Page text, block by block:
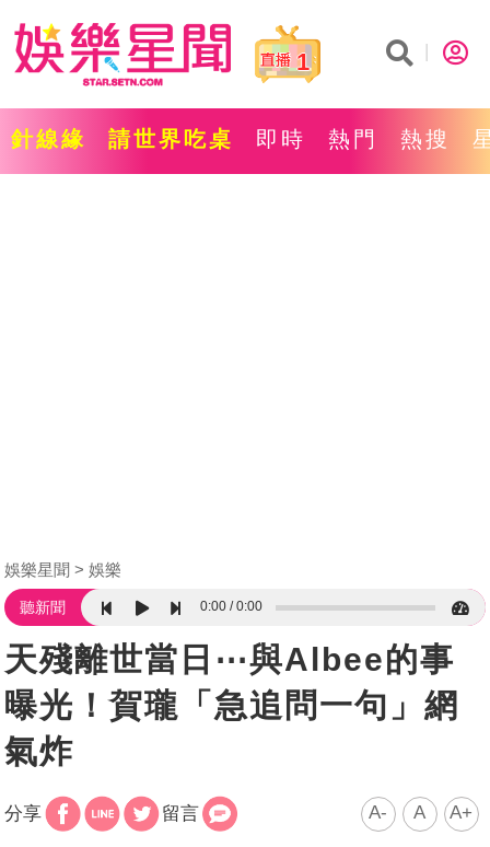
1
針線緣 請世界吃桌 即時 熱門 熱搜
娛樂星聞 娛樂
聽新聞 0:00 0:00
天殘離世當日⋯與Albee的事
曝光！賀瓏「急追問一句」網
氣炸
分享 留言 A- A A+